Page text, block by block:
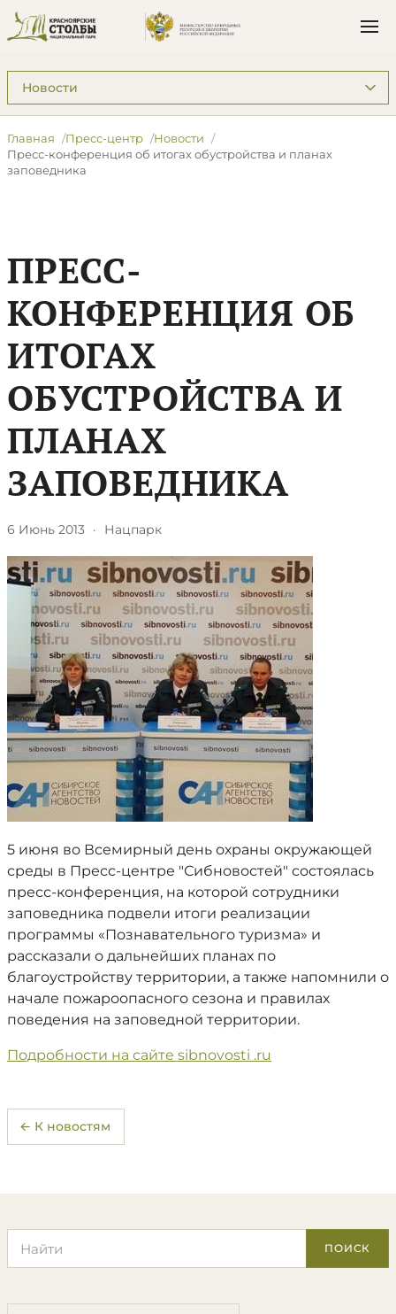
Подразделы: Пресс-центр
Главная Пресс-центр
Новости
Пресс-конференция об итогах обустройства и планах
заповедника
ПРЕСС-
КОНФЕРЕНЦИЯ ОБ
ИТОГАХ
ОБУСТРОЙСТВА И
ПЛАНАХ
ЗАПОВЕДНИКА
6 Июнь 2013 · Нацпарк
5 июня во Всемирный день охраны окружающей
среды в Пресс-центре "Сибновостей" состоялась
пресс-конференция, на которой сотрудники
заповедника подвели итоги реализации
программы «Познавательного туризма» и
рассказали о дальнейших планах по
благоустройству территории, а также напомнили о
начале пожароопасного сезона и правилах
поведения на заповедной территории.
Подробности на сайте sibnovosti .ru
← К новостям
ПОИСК